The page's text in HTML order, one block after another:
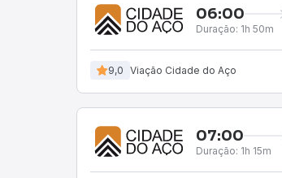
06:00
Duração: 1h 50m
9,0 Viação Cidade do Aço
07:00
Duração: 1h 15m